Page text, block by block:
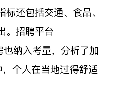
还包括交通、食品、
。招聘平台
纳入考量，分析了加
个人在当地过得舒适